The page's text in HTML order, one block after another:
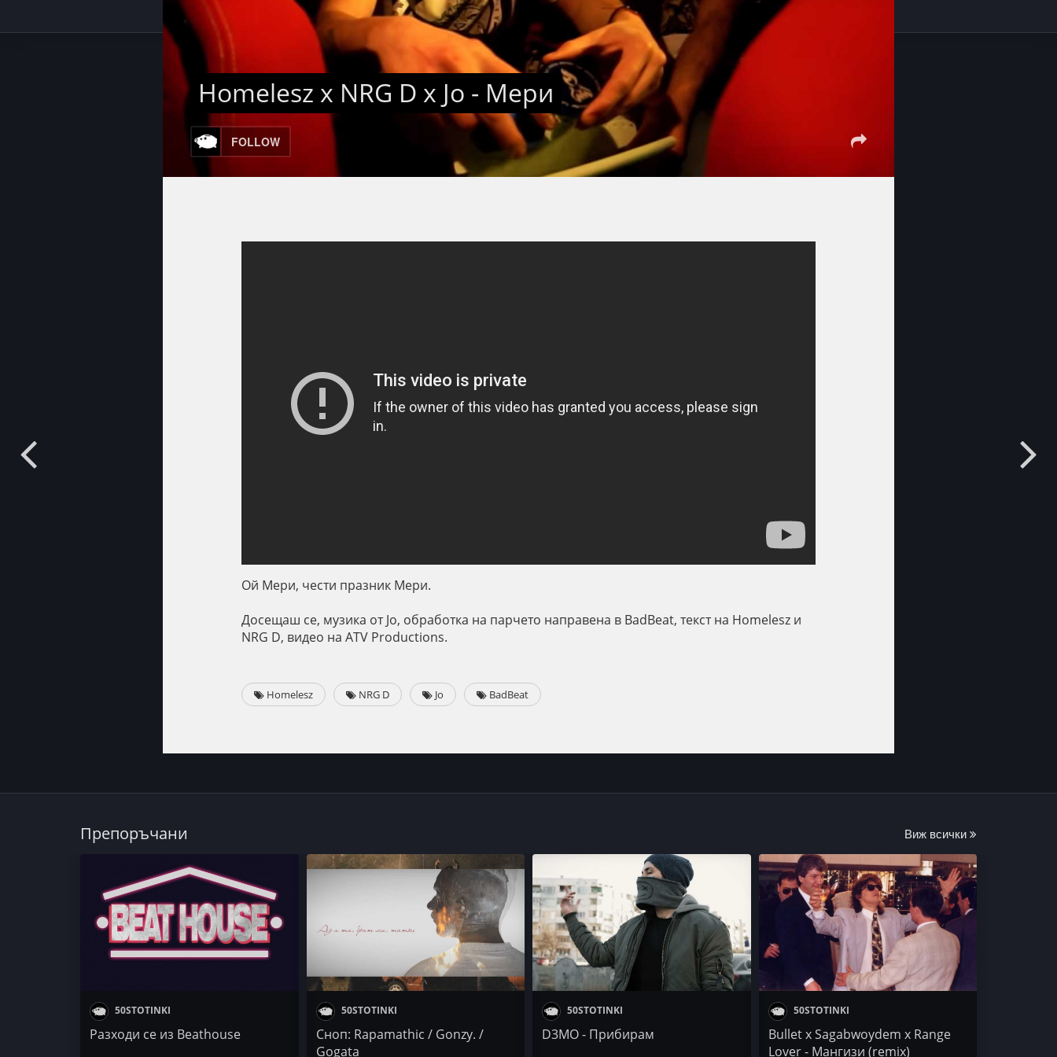
Homelesz x NRG D x Jo - Мери
FOLLOW
Ой Мери, чести празник Мери.
Досещаш се, музика от Jo, обработка на парчето направена в BadBeat, текст на Homelesz и
NRG D, видео на ATV Productions.
Homelesz NRG D Jo BadBeat
Препоръчани Виж всички
50STOTINKI
Разходи се из Beathouse
50STOTINKI
Сноп: Rapamathic / Gonzy. /
Gogata
50STOTINKI
D3MO - Прибирам
50STOTINKI
Bullet x Sagabwoydem x Range
Lover - Мангизи (remix)